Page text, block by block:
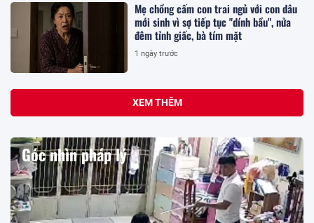
Mẹ chồng cấm con trai ngủ với con dâu
mới sinh vì sợ tiếp tục "dính bầu", nửa
đêm tỉnh giấc, bà tím mặt
1 ngày trước
XEM THÊM
Góc nhìn pháp lý